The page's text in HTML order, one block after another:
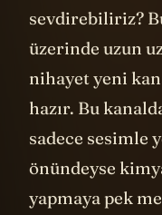
sevdirebiliriz?
üzerinde uzun
nihayet yeni
hazır. Bu
sadece sesimle
önündeyse
yapmaya pek